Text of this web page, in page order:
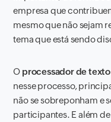
empresa que
mesmo que não sejam
tema que está sendo
O processador de
nesse processo,
não se sobreponham e
participantes. E além